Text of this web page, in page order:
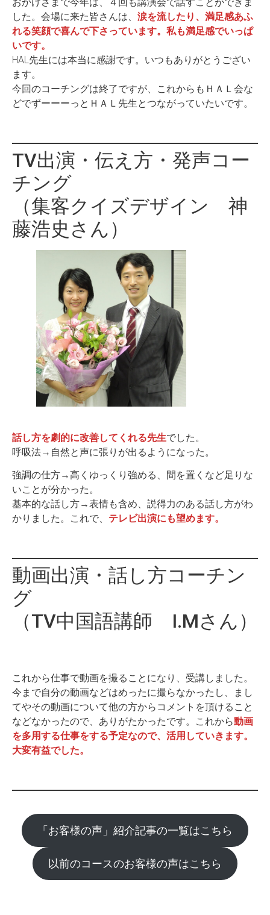
した。会場に来た皆さんは、 涙を流したり、満足感あふ
れる笑顔で喜んで下さっています。私も満足感でいっぱ
いです。
HAL先生には本当に感謝です。いつもありがとうござい
ます。
今回のコーチングは終了ですが、これからもＨＡＬ会な
どでずーーーっとＨＡＬ先生とつながっていたいです。
TV出演・伝え方・発声コー
チング
（集客クイズデザイン 神
藤浩史さん）
話し方を劇的に改善してくれる先生でした。
呼吸法→自然と声に張りが出るようになった。
強調の仕方→高くゆっくり強める、間を置くなど足りな
いことが分かった。
基本的な話し方→表情も含め、説得力のある話し方がわ
かりました。これで、 テレビ出演にも望めます。
動画出演・話し方コーチン
グ
（TV中国語講師 I.Mさん）
これから仕事で動画を撮ることになり、受講しました。
今まで自分の動画などはめったに撮らなかったし、まし
てやその動画について他の方からコメントを頂けること
などなかったので、ありがたかったです。これから動画
を多用する仕事をする予定なので、活用していきます。
大変有益でした。
「お客様の声」紹介記事の一覧はこちら
以前のコースのお客様の声はこちら